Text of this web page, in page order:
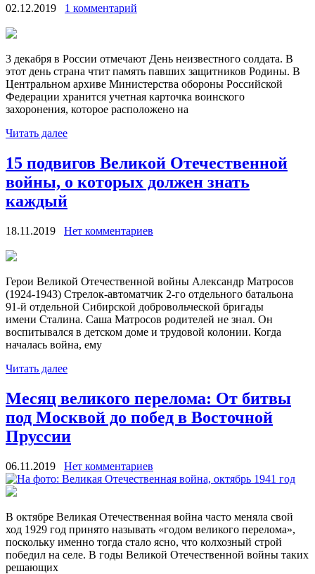
02.12.2019 1 комментарий
3 декабря в России отмечают День неизвестного солдата. В
этот день страна чтит память павших защитников Родины. В
Центральном архиве Министерства обороны Российской
Федерации хранится учетная карточка воинского
захоронения, которое расположено на
Читать далее
15 подвигов Великой Отечественной
войны, о которых должен знать
каждый
18.11.2019 Нет комментариев
Герои Великой Отечественной войны Александр Матросов
(1924-1943) Стрелок-автоматчик 2-го отдельного батальона
91-й отдельной Сибирской добровольческой бригады
имени Сталина. Саша Матросов родителей не знал. Он
воспитывался в детском доме и трудовой колонии. Когда
началась война, ему
Читать далее
Месяц великого перелома: От битвы
под Москвой до побед в Восточной
Пруссии
06.11.2019 Нет комментариев
В октябре Великая Отечественная война часто меняла свой
ход 1929 год принято называть «годом великого перелома»,
поскольку именно тогда стало ясно, что колхозный строй
победил на селе. В годы Великой Отечественной войны таких
решающих